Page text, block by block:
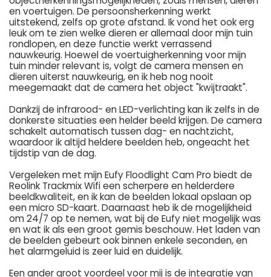
en voertuigen. De persoonsherkenning werkt
uitstekend, zelfs op grote afstand. Ik vond het ook erg
leuk om te zien welke dieren er allemaal door mijn tuin
rondlopen, en deze functie werkt verrassend
nauwkeurig. Hoewel de voertuigherkenning voor mijn
tuin minder relevant is, volgt de camera mensen en
dieren uiterst nauwkeurig, en ik heb nog nooit
meegemaakt dat de camera het object "kwijtraakt".
Dankzij de infrarood- en LED-verlichting kan ik zelfs in de
donkerste situaties een helder beeld krijgen. De camera
schakelt automatisch tussen dag- en nachtzicht,
waardoor ik altijd heldere beelden heb, ongeacht het
tijdstip van de dag.
Vergeleken met mijn Eufy Floodlight Cam Pro biedt de
Reolink Trackmix Wifi een scherpere en helderdere
beeldkwaliteit, en ik kan de beelden lokaal opslaan op
een micro SD-kaart. Daarnaast heb ik de mogelijkheid
om 24/7 op te nemen, wat bij de Eufy niet mogelijk was
en wat ik als een groot gemis beschouw. Het laden van
de beelden gebeurt ook binnen enkele seconden, en
het alarmgeluid is zeer luid en duidelijk.
Een ander groot voordeel voor mij is de integratie van